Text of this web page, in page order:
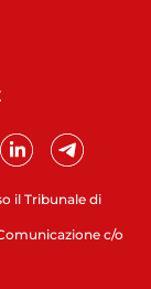
il Tribunale di
c/o